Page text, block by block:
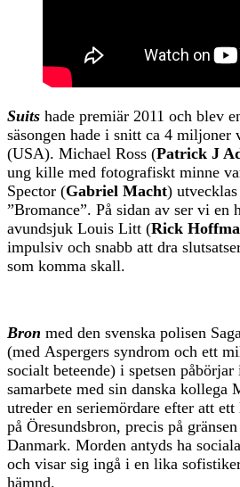
Suits hade premiär 2011 och blev
säsongen hade i snitt ca 4 miljoner
(USA). Michael Ross (Patrick J
ung kille med fotografiskt minne
Spector (Gabriel Macht)
”Bromance”. På sidan av ser vi en
avundsjuk Louis Litt (Rick
impulsiv och snabb att dra
som komma skall.
Bron med den svenska polisen
(med Aspergers syndrom och ett
socialt beteende) i spetsen
samarbete med sin danska kollega
utreder en seriemördare efter att
på Öresundsbron, precis på
Danmark. Morden antyds ha
och visar sig ingå i en lika
hämnd.